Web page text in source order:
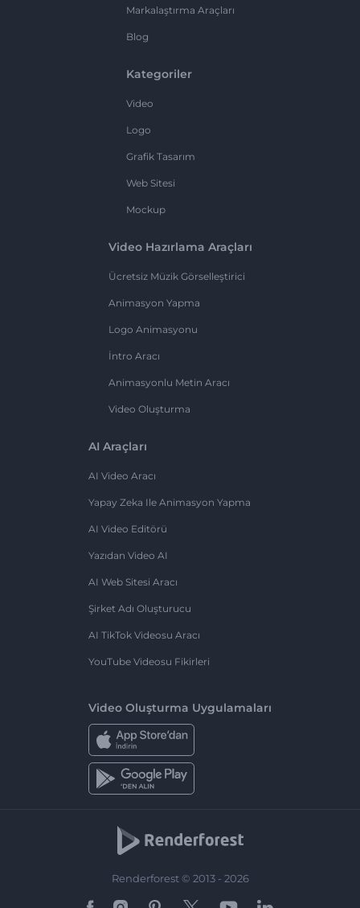
Markalaştırma Araçları
Blog
Kategoriler
Video
Logo
Grafik Tasarım
Web Sitesi
Mockup
Video Hazırlama Araçları
Ücretsiz Müzik Görselleştirici
Animasyon Yapma
Logo Animasyonu
İntro Aracı
Animasyonlu Metin Aracı
Video Oluşturma
AI Araçları
AI Video Aracı
Yapay Zeka Ile Animasyon Yapma
AI Video Editörü
Yazıdan Video AI
AI Web Sitesi Aracı
Şirket Adı Oluşturucu
AI TikTok Videosu Aracı
YouTube Videosu Fikirleri
Video Oluşturma Uygulamaları
Renderforest © 2013 - 2026